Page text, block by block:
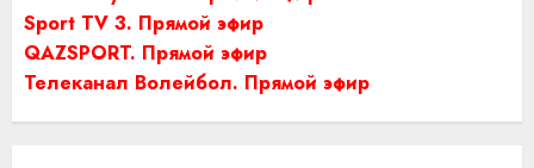
Sport TV 3. Прямой эфир
QAZSPORT. Прямой эфир
Телеканал Волейбол. Прямой эфир